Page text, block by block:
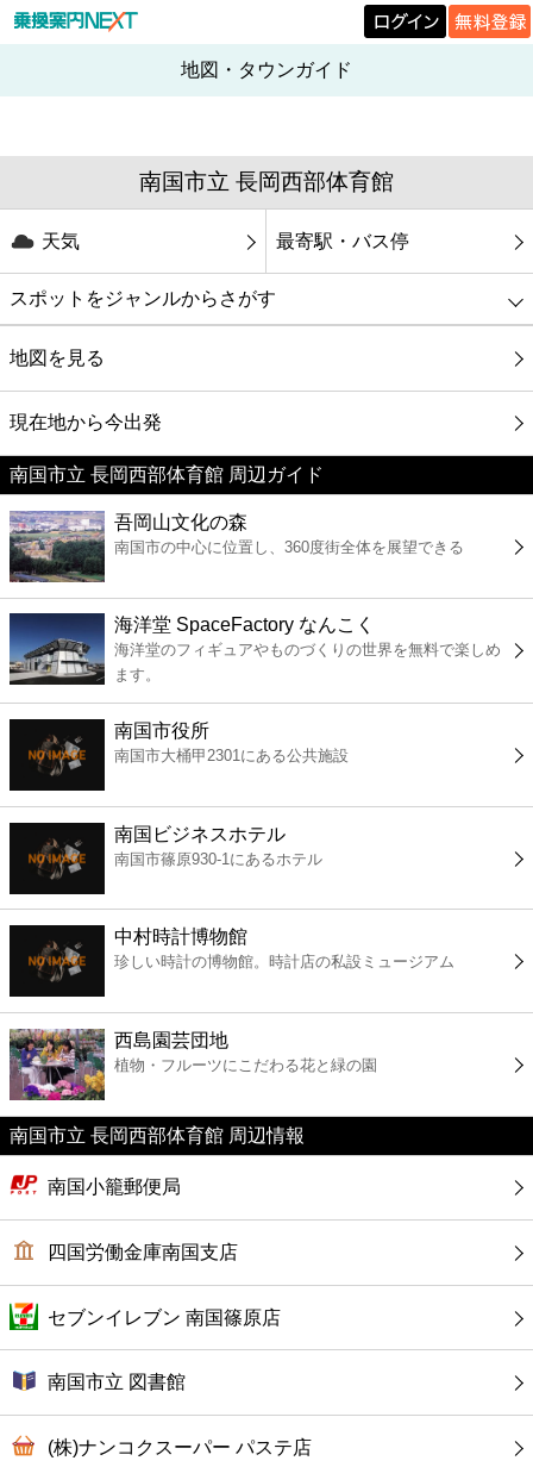
地図・タウンガイド
南国市立 長岡西部体育館
天気 最寄駅・バス停
スポットをジャンルからさがす
グルメ
映画
美容
コンビニ
薬局
スーパー
エンタメ
レジャー
書店
ファミレス
カフェ
ショッピング
銀行
公共
病院
ホテル
地図を見る
現在地から今出発
南国市立 長岡西部体育館 周辺ガイド
吾岡山文化の森
南国市の中心に位置し、360度街全体を展望できる
海洋堂 SpaceFactory なんこく
海洋堂のフィギュアやものづくりの世界を無料で楽しめ
ます。
南国市役所
南国市大桶甲2301にある公共施設
南国ビジネスホテル
南国市篠原930-1にあるホテル
中村時計博物館
珍しい時計の博物館。時計店の私設ミュージアム
西島園芸団地
植物・フルーツにこだわる花と緑の園
南国市立 長岡西部体育館 周辺情報
南国小籠郵便局
四国労働金庫南国支店
セブンイレブン 南国篠原店
南国市立 図書館
(株)ナンコクスーパー パステ店